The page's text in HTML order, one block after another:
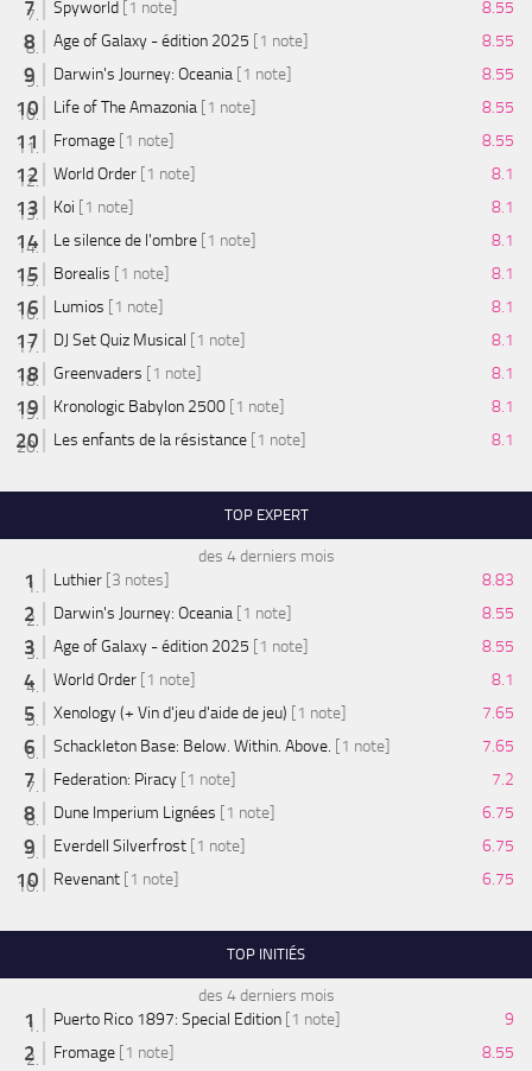
Spyworld [1 note]
8.55
Age of Galaxy - édition 2025 [1 note]
8.55
Darwin's Journey: Oceania [1 note]
8.55
Life of The Amazonia [1 note]
8.55
Fromage [1 note]
8.55
World Order [1 note]
8.1
Koi [1 note]
8.1
Le silence de l'ombre [1 note]
8.1
Borealis [1 note]
8.1
Lumios [1 note]
8.1
DJ Set Quiz Musical [1 note]
8.1
Greenvaders [1 note]
8.1
Kronologic Babylon 2500 [1 note]
8.1
Les enfants de la résistance [1 note] 8.1
TOP EXPERT
des 4 derniers mois
Luthier [3 notes]
8.83
Darwin's Journey: Oceania [1 note]
8.55
Age of Galaxy - édition 2025 [1 note]
8.55
World Order [1 note]
8.1
Xenology (+ Vin d'jeu d'aide de jeu) [1 note]
7.65
Schackleton Base: Below. Within. Above. [1 note]
7.65
Federation: Piracy [1 note]
7.2
Dune Imperium Lignées [1 note]
6.75
Everdell Silverfrost [1 note]
6.75
Revenant [1 note] 6.75
TOP INITIÉS
des 4 derniers mois
Puerto Rico 1897: Special Edition [1 note]
9
Fromage [1 note] 8.55